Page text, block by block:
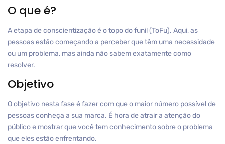
O que é?
A etapa de conscientização é o topo do funil (ToFu). Aqui, as
pessoas estão começando a perceber que têm uma necessidade
ou um problema, mas ainda não sabem exatamente como
resolver.
Objetivo
O objetivo nesta fase é fazer com que o maior número possível de
pessoas conheça a sua marca. É hora de atrair a atenção do
público e mostrar que você tem conhecimento sobre o problema
que eles estão enfrentando.